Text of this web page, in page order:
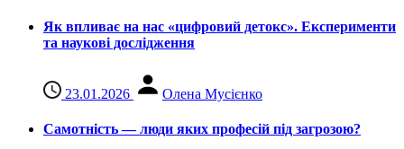
Як впливає на нас «цифровий детокс». Експерименти
та наукові дослідження
23.01.2026 Олена Мусієнко
Самотність — люди яких професій під загрозою?